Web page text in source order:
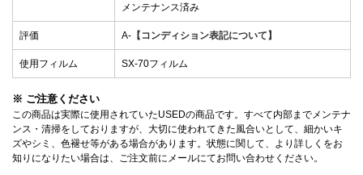
メンテナンス済み
評価 A- 【コンディション表記について】
使用フィルム SX-70フィルム
※ ご注意ください
この商品は実際に使用されていたUSEDの商品です。すべて内部までメンテナ
ンス・清掃をしておりますが、大切に使われてきた風合いとして、細かいキ
ズやシミ、色褪せ等がある場合があります。状態に関して、より詳しくをお
知りになりたい場合は、ご注文前にメールにてお問い合わせください。